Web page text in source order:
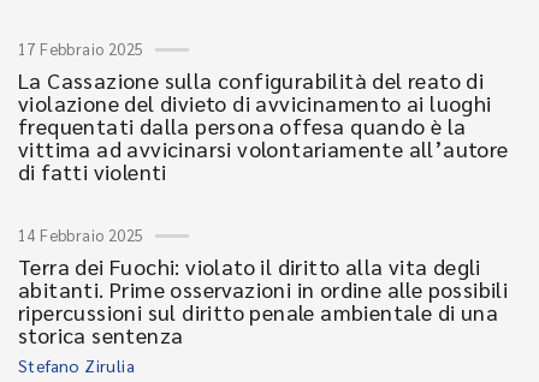
17 Febbraio 2025
La Cassazione sulla configurabilità del reato di
violazione del divieto di avvicinamento ai luoghi
frequentati dalla persona offesa quando è la
vittima ad avvicinarsi volontariamente all’autore
di fatti violenti
14 Febbraio 2025
Terra dei Fuochi: violato il diritto alla vita degli
abitanti. Prime osservazioni in ordine alle possibili
ripercussioni sul diritto penale ambientale di una
storica sentenza
Stefano Zirulia